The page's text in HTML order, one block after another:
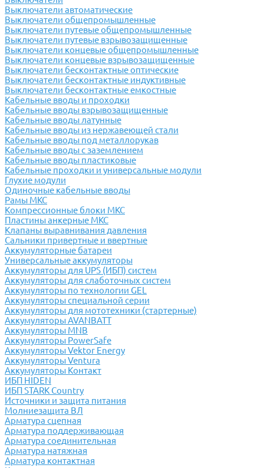
Выключатели автоматические
Выключатели общепромышленные
Выключатели путевые общепромышленные
Выключатели путевые взрывозащищенные
Выключатели концевые общепромышленные
Выключатели концевые взрывозащищенные
Выключатели бесконтактные оптические
Выключатели бесконтактные индуктивные
Выключатели бесконтактные емкостные
Кабельные вводы и проходки
Кабельные вводы взрывозащищенные
Кабельные вводы латунные
Кабельные вводы из нержавеющей стали
Кабельные вводы под металлорукав
Кабельные вводы с заземлением
Кабельные вводы пластиковые
Кабельные проходки и универсальные модули
Глухие модули
Одиночные кабельные вводы
Рамы МКС
Компрессионные блоки МКС
Пластины анкерные МКС
Клапаны выравнивания давления
Сальники привертные и ввертные
Аккумуляторные батареи
Универсальные аккумуляторы
Аккумуляторы для UPS (ИБП) систем
Аккумуляторы для слаботочных систем
Аккумуляторы по технологии GEL
Аккумуляторы специальной серии
Аккумуляторы для мототехники (стартерные)
Аккумуляторы AVANBATT
Аккумуляторы MNB
Аккумуляторы PowerSafe
Аккумуляторы Vektor Energy
Аккумуляторы Ventura
Аккумуляторы Контакт
ИБП HIDEN
ИБП STARK Country
Источники и защита питания
Молниезащита ВЛ
Арматура сцепная
Арматура поддерживающая
Арматура соединительная
Арматура натяжная
Арматура контактная